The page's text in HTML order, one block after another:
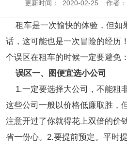
更新时间： 2020-02-25 作者
租车是一次愉快的体验，但如
话，这可能也是一次冒险的经历
个误区在租车的时候一定要避免：
误区一、图便宜选小公司
1.一定要选择大公司，不能租
这些公司一般以价格低廉取胜，
注意开过了你就得花上双倍的价
省一份心。2.要提前预定。平时